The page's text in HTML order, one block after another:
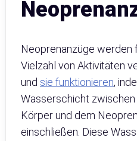
Neoprenanzüge werden
Vielzahl von Aktivitäten
und sie funktionieren,
Wasserschicht
Körper und dem
einschließen. Diese